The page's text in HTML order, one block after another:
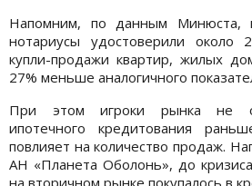
Напомним, по данным Минюста,
нотариусы удостоверили около
купли-продажи квартир, жилых
27% меньше аналогичного
При этом игроки рынка не
ипотечного кредитования
повлияет на количество продаж.
АН «Планета Оболонь», до
на вторичном рынке покупалось в